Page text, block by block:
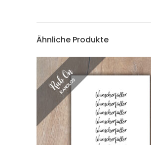
Ähnliche Produkte